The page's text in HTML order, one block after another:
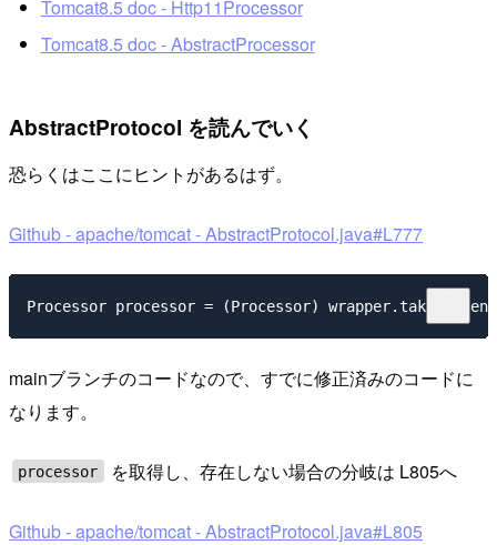
Tomcat8.5 doc - Http11Processor
Tomcat8.5 doc - AbstractProcessor
AbstractProtocol を読んでいく
恐らくはここにヒントがあるはず。
Github - apache/tomcat - AbstractProtocol.java#L777
mainブランチのコードなので、すでに修正済みのコードに
なります。
processor を取得し、存在しない場合の分岐は L805へ
Github - apache/tomcat - AbstractProtocol.java#L805